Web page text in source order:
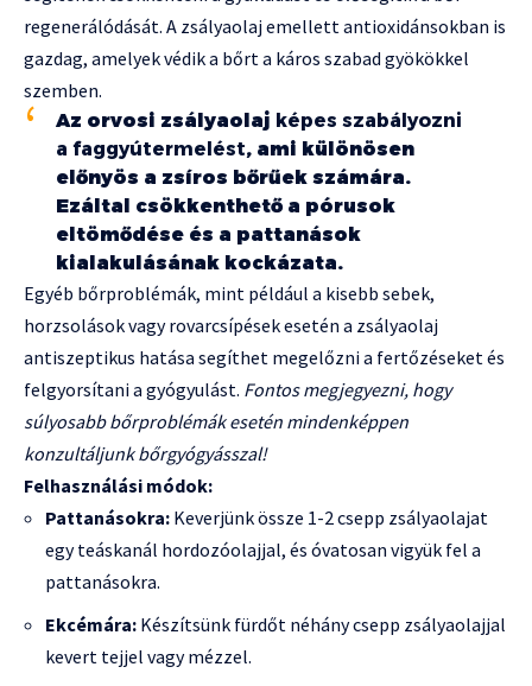
regenerálódását. A zsályaolaj emellett antioxidánsokban is
gazdag, amelyek védik a bőrt a káros szabad gyökökkel
szemben.
Az orvosi zsályaolaj képes szabályozni
a faggyútermelést, ami különösen
előnyös a zsíros bőrűek számára.
Ezáltal csökkenthető a pórusok
eltömődése és a pattanások
kialakulásának kockázata.
Egyéb bőrproblémák, mint például a kisebb sebek,
horzsolások vagy rovarcsípések esetén a zsályaolaj
antiszeptikus hatása segíthet megelőzni a fertőzéseket és
felgyorsítani a gyógyulást. Fontos megjegyezni, hogy
súlyosabb bőrproblémák esetén mindenképpen
konzultáljunk bőrgyógyásszal!
Felhasználási módok:
Pattanásokra: Keverjünk össze 1-2 csepp zsályaolajat
egy teáskanál hordozóolajjal, és óvatosan vigyük fel a
pattanásokra.
Ekcémára: Készítsünk fürdőt néhány csepp zsályaolajjal
kevert tejjel vagy mézzel.